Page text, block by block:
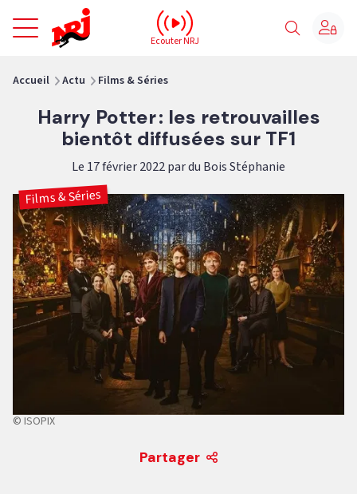
NRJ - Accueil
Ecouter NRJ
Accueil Actu Films & Séries
Harry Potter : les retrouvailles
bientôt diffusées sur TF1
Le 17 février 2022 par du Bois Stéphanie
Films & Séries
© ISOPIX
Partager